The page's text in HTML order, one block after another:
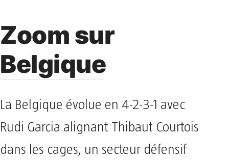
Zoom sur
Belgique
La Belgique évolue en 4-2-3-1 avec
Rudi Garcia alignant Thibaut Courtois
dans les cages, un secteur défensif